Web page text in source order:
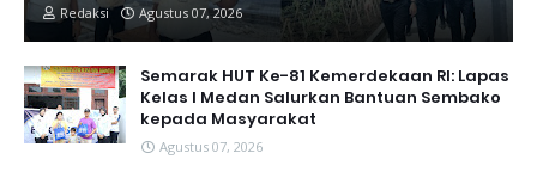
Redaksi Agustus 07, 2026
Semarak HUT Ke-81 Kemerdekaan RI: Lapas
Kelas I Medan Salurkan Bantuan Sembako
kepada Masyarakat
Agustus 07, 2026